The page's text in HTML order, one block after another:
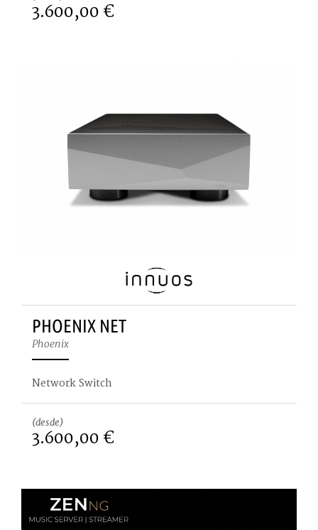
3.600,00 €
PHOENIX NET
Phoenix
Network Switch
(desde)
3.600,00 €